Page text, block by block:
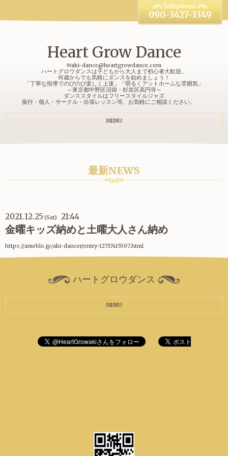
Heart Grow Dance
✉aki-dance@heartgrowdance.com
ハートグロウダンスは子どもから大人まで初心者大歓迎。
何歳からでも気軽にダンスを始めましょう！
「丁寧な指導でのびのび楽しく上達」「明るくアットホームな雰囲気」
～東京都中野区沼袋・杉並区高円寺～
ダンススタイルはフリースタイルジャズ
振付・個人・サークル・出張レッスン等、お気軽にご相談ください。
090-3427-3349
MENU
最新NEWS
2021.12.25 (Sat) 21:44
金曜キッズ納めと土曜大人さん納め
https://ameblo.jp/aki-dancer/entry-12717415507.html
ハートグロウダンス
MENU